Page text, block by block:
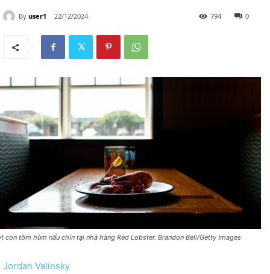
By user1 22/12/2024 0
794
con tôm hùm nấu chín tại nhà hàng Red Lobster. Brandon Bell/Getty Images
Jordan Valinsky